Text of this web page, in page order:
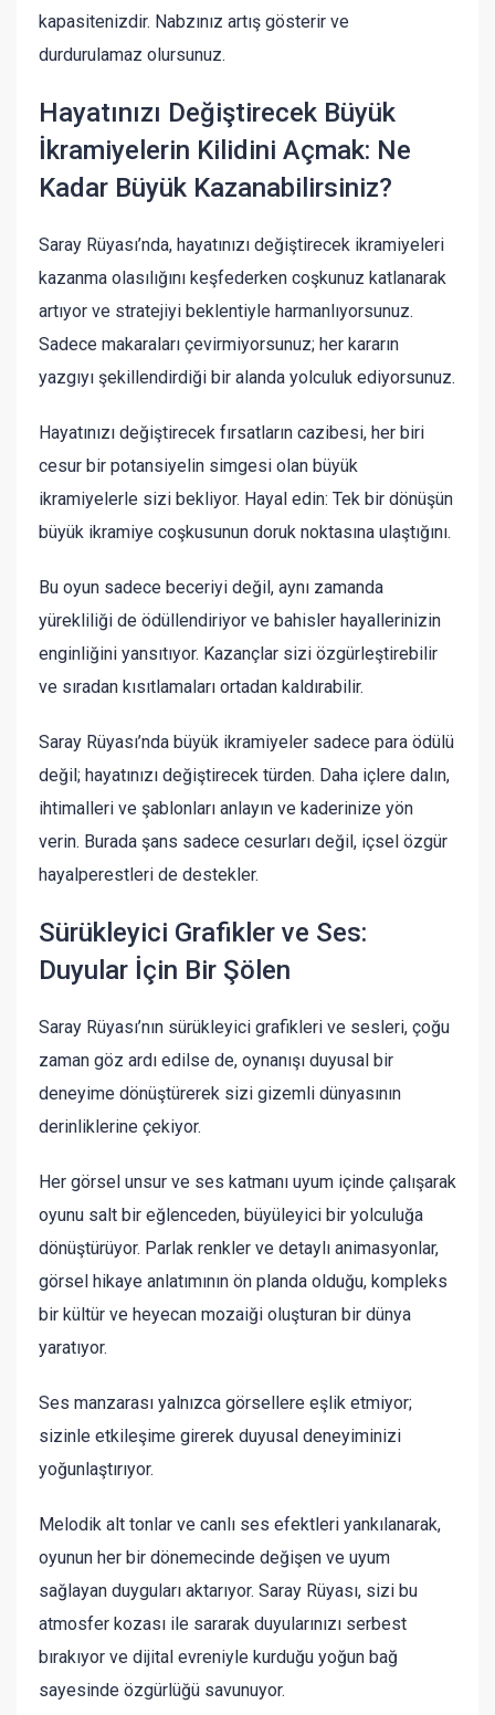
kapasitenizdir. Nabzınız artış gösterir ve
durdurulamaz olursunuz.
Hayatınızı Değiştirecek Büyük
İkramiyelerin Kilidini Açmak: Ne
Kadar Büyük Kazanabilirsiniz?
Saray Rüyası’nda, hayatınızı değiştirecek ikramiyeleri
kazanma olasılığını keşfederken coşkunuz katlanarak
artıyor ve stratejiyi beklentiyle harmanlıyorsunuz.
Sadece makaraları çevirmiyorsunuz; her kararın
yazgıyı şekillendirdiği bir alanda yolculuk ediyorsunuz.
Hayatınızı değiştirecek fırsatların cazibesi, her biri
cesur bir potansiyelin simgesi olan büyük
ikramiyelerle sizi bekliyor. Hayal edin: Tek bir dönüşün
büyük ikramiye coşkusunun doruk noktasına ulaştığını.
Bu oyun sadece beceriyi değil, aynı zamanda
yürekliliği de ödüllendiriyor ve bahisler hayallerinizin
enginliğini yansıtıyor. Kazançlar sizi özgürleştirebilir
ve sıradan kısıtlamaları ortadan kaldırabilir.
Saray Rüyası’nda büyük ikramiyeler sadece para ödülü
değil; hayatınızı değiştirecek türden. Daha içlere dalın,
ihtimalleri ve şablonları anlayın ve kaderinize yön
verin. Burada şans sadece cesurları değil, içsel özgür
hayalperestleri de destekler.
Sürükleyici Grafikler ve Ses:
Duyular İçin Bir Şölen
Saray Rüyası’nın sürükleyici grafikleri ve sesleri, çoğu
zaman göz ardı edilse de, oynanışı duyusal bir
deneyime dönüştürerek sizi gizemli dünyasının
derinliklerine çekiyor.
Her görsel unsur ve ses katmanı uyum içinde çalışarak
oyunu salt bir eğlenceden, büyüleyici bir yolculuğa
dönüştürüyor. Parlak renkler ve detaylı animasyonlar,
görsel hikaye anlatımının ön planda olduğu, kompleks
bir kültür ve heyecan mozaiği oluşturan bir dünya
yaratıyor.
Ses manzarası yalnızca görsellere eşlik etmiyor;
sizinle etkileşime girerek duyusal deneyiminizi
yoğunlaştırıyor.
Melodik alt tonlar ve canlı ses efektleri yankılanarak,
oyunun her bir dönemecinde değişen ve uyum
sağlayan duyguları aktarıyor. Saray Rüyası, sizi bu
atmosfer kozası ile sararak duyularınızı serbest
bırakıyor ve dijital evreniyle kurduğu yoğun bağ
sayesinde özgürlüğü savunuyor.